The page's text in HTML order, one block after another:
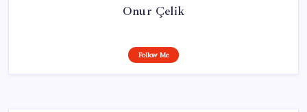
Onur Çelik
Follow Me